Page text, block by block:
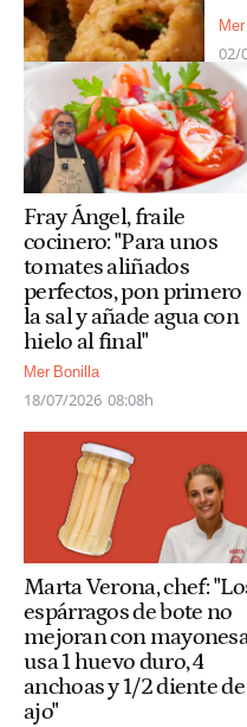
02/
Fray Ángel, fraile
cocinero: "Para unos
tomates aliñados
perfectos, pon primero
la sal y añade agua con
hielo al final"
Mer Bonilla
18/07/2026 08:08h
Marta Verona, chef:
espárragos de bote no
mejoran con
usa 1 huevo duro, 4
anchoas y 1/2 diente de
ajo"